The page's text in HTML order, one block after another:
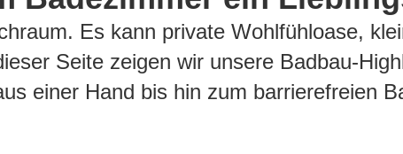
Es kann private Wohlfühloase,
Seite zeigen wir unsere Badbau-
einer Hand bis hin zum barrierefreien